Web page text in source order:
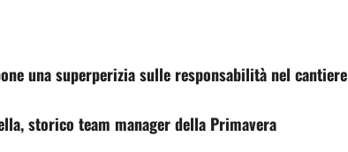
una superperizia sulle responsabilità nel cantiere
storico team manager della Primavera